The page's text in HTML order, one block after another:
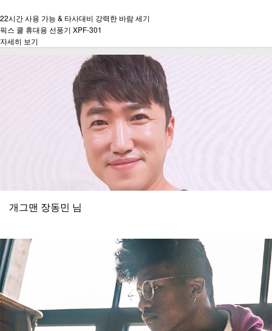
22시간 사용 가능 & 타사대비 강력한 바람 세기
픽스 쿨 휴대용 선풍기 XPF-301
자세히 보기
개그맨 장동민 님